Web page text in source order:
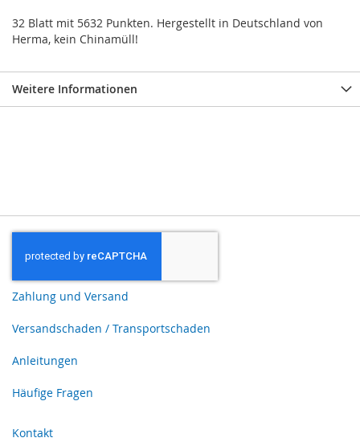
32 Blatt mit 5632 Punkten. Hergestellt in Deutschland von
Herma, kein Chinamüll!
Weitere Informationen
Zahlung und Versand
Versandschaden / Transportschaden
Anleitungen
Häufige Fragen
Kontakt